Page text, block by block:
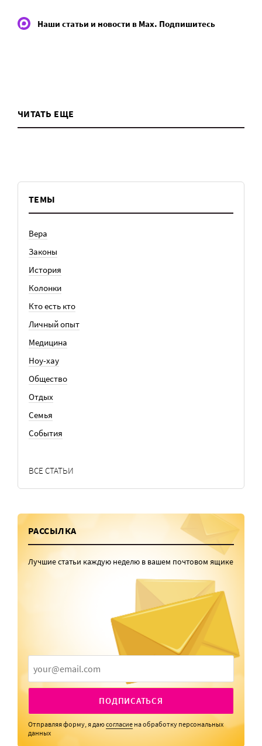
Наши статьи и новости в Max. Подпишитесь
ЧИТАТЬ ЕЩЕ
ТЕМЫ
Вера
Законы
История
Колонки
Кто есть кто
Личный опыт
Медицина
Ноу-хау
Общество
Отдых
Семья
События
ВСЕ СТАТЬИ
РАССЫЛКА
Лучшие статьи каждую неделю в вашем почтовом ящике
ПОДПИСАТЬСЯ
Отправляя форму, я даюсогласие на обработку персональных
данных